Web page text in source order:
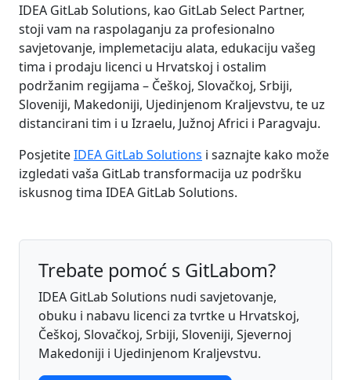
IDEA GitLab Solutions, kao GitLab Select Partner,
stoji vam na raspolaganju za profesionalno
savjetovanje, implemetaciju alata, edukaciju vašeg
tima i prodaju licenci u Hrvatskoj i ostalim
podržanim regijama – Češkoj, Slovačkoj, Srbiji,
Sloveniji, Makedoniji, Ujedinjenom Kraljevstvu, te uz
distancirani tim i u Izraelu, Južnoj Africi i Paragvaju.
PosjetiteIDEA GitLab Solutions i saznajte kako može
izgledati vaša GitLab transformacija uz podršku
iskusnog tima IDEA GitLab Solutions.
Trebate pomoć s GitLabom?
IDEA GitLab Solutions nudi savjetovanje,
obuku i nabavu licenci za tvrtke u Hrvatskoj,
Češkoj, Slovačkoj, Srbiji, Sloveniji, Sjevernoj
Makedoniji i Ujedinjenom Kraljevstvu.